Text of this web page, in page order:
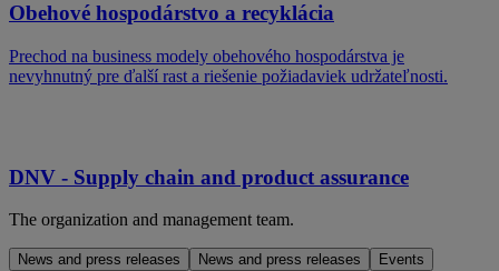
Obehové hospodárstvo a recyklácia
Prechod na business modely obehového hospodárstva je
nevyhnutný pre ďalší rast a riešenie požiadaviek udržateľnosti.
DNV - Supply chain and product assurance
The organization and management team.
News and press releases News and press releases
Events